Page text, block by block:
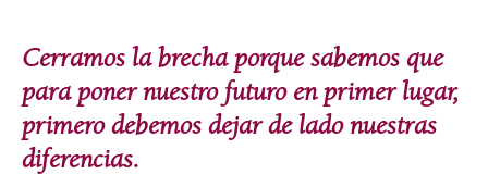
Cerramos la brecha porque sabemos que
para poner nuestro futuro en primer lugar,
primero debemos dejar de lado nuestras
diferencias.